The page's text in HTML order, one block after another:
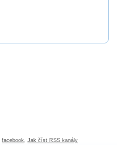
facebook, Jak číst RSS kanály